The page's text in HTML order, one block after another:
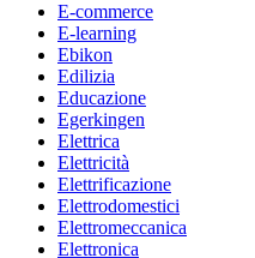
E-commerce
E-learning
Ebikon
Edilizia
Educazione
Egerkingen
Elettrica
Elettricità
Elettrificazione
Elettrodomestici
Elettromeccanica
Elettronica